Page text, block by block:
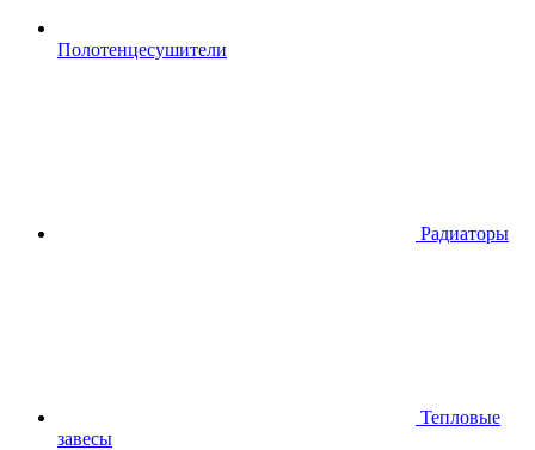
Полотенцесушители
Радиаторы
Тепловые
завесы